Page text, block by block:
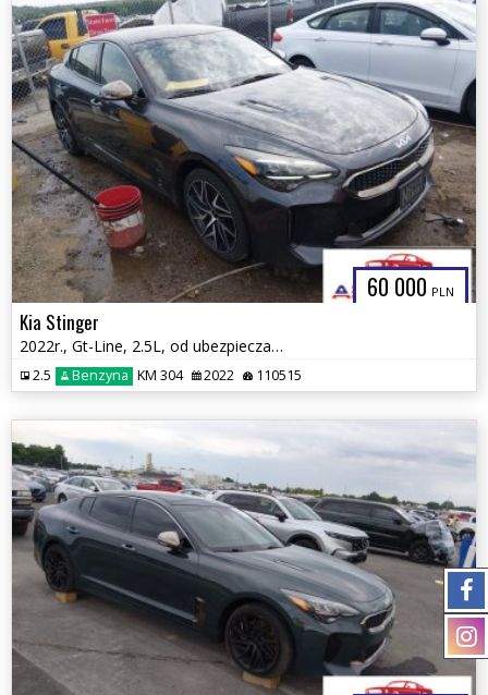
60 000 PLN
Kia Stinger
2022r., Gt-Line, 2.5L, od ubezpieczalni
2.5 Benzyna KM 304 2022 110515